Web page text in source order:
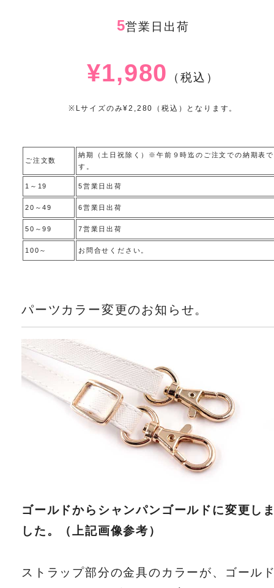
5営業日出荷
¥1,980 （税込）
※Lサイズのみ¥2,280（税込）となります。
ご注文数
納期（土日祝除く）※午前９時迄のご注文での納期表で
す。
1～19 5営業日出荷
20～49 6営業日出荷
50～99 7営業日出荷
100～ お問合せください。
パーツカラー変更のお知らせ。
ゴールドからシャンパンゴールドに変更し
した。（上記画像参考）
ストラップ部分の金具のカラーが、ゴール